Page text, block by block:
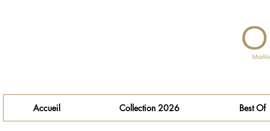
Accueil Collection 2026 Best Of